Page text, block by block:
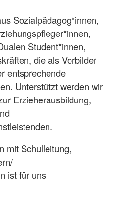
Sozialpädagog*innen,
Student*innen,
die als Vorbilder
entsprechende
Unterstützt werden wir
Erzieherausbildung,
mit Schulleitung,
ist für uns